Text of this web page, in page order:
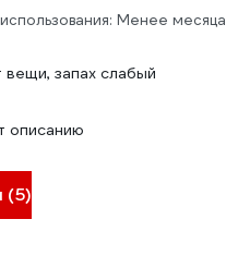
Менее месяца
запах слабый
описанию
(5)